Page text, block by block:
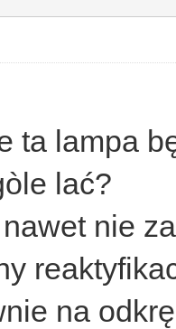
ta lampa
lać?
nie
na